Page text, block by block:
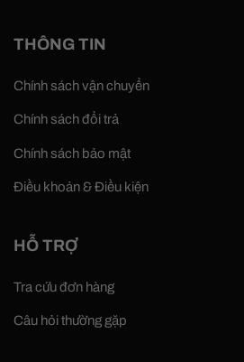
THÔNG TIN
Chính sách vận chuyển
Chính sách đổi trả
Chính sách bảo mật
Điều khoản & Điều kiện
HỖ TRỢ
Tra cứu đơn hàng
Câu hỏi thường gặp